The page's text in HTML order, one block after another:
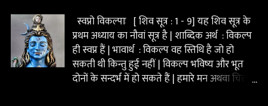
स्वप्नो विकल्पाः [ शिव सूत्र : 1 - 9] यह शिव सूत्र के
प्रथम अध्याय का नौवां सूत्र है | शाब्दिक अर्थ : विकल्प
ही स्वप्न हैं | भावार्थ : विकल्प वह स्तिथि है जो हो
सकती थी किन्तु हुई नहीं | विकल्प भविष्य और भूत
दोनों के सन्दर्भ में हो सकते हैं | हमारे मन अथवा चित्त में